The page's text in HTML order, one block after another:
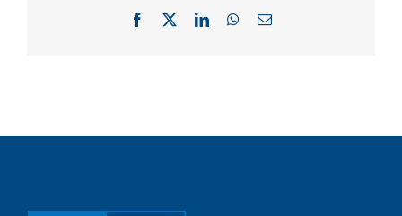
Facebook LinkedInWhatsApp
Email: